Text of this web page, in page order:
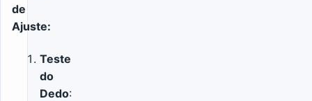
de
Ajuste:
Teste
do
Dedo: